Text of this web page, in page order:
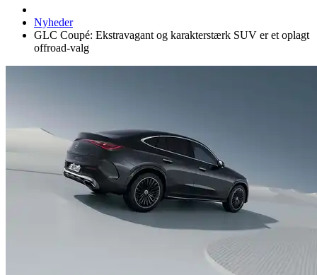
Nyheder
GLC Coupé: Ekstravagant og karakterstærk SUV er et oplagt
offroad-valg